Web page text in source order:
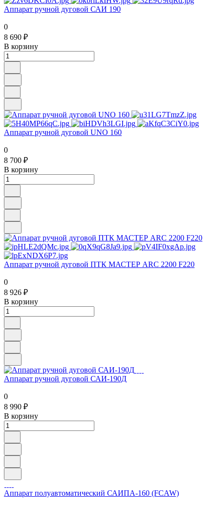
Аппарат ручной дуговой САИ 190
0
8 690 ₽
В корзину
Аппарат ручной дуговой UNO 160
0
8 700 ₽
В корзину
Аппарат ручной дуговой ПТК МАСТЕР ARC 2200 F220
0
8 926 ₽
В корзину
0
8 990 ₽
В корзину